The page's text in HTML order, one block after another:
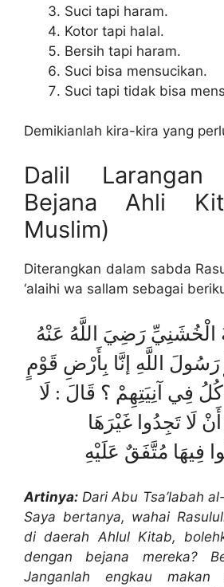
Suci tapi haram.
Kotor tapi halal.
Bersih tapi haram.
Suci bisa mensucikan.
Suci tapi tidak bisa
Demikianlah kira-kira yang
Dalil Larangan
Bejana Ahli
Muslim)
Diterangkan dalam sabda
‘alaihi wa sallam sebagai
الْخُشَنِيِّ رَضِيَ اللَّهُ عَنْهُ
اللَّهِ إنَّا بِأَرْضِ قَوْمٍ
فِي آنِيَتِهِمْ ؟ قَالَ : لَا
أَنْ لَا تَجِدُوا غَيْرَهَا
فِيهَا مُتَّفَقٌ عَلَيْهِ
Artinya: Dari Abu Tsa’labah
Saya bertanya, wahai
di daerah Ahlul Kitab,
dengan bejana mereka?
Janganlah engkau makan